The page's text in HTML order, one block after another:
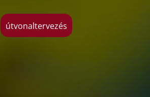
útvonaltervezés